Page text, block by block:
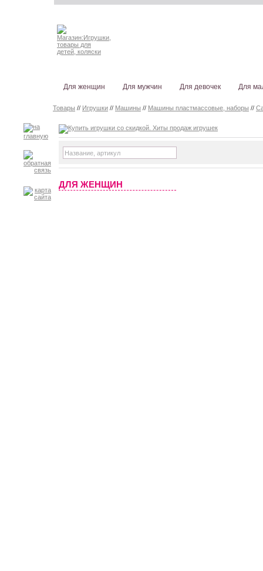
Для женщин Для мужчин Для девочек Для
Товары // Игрушки // Машины // Машины пластмассовые, наборы //
ДЛЯ ЖЕНЩИН